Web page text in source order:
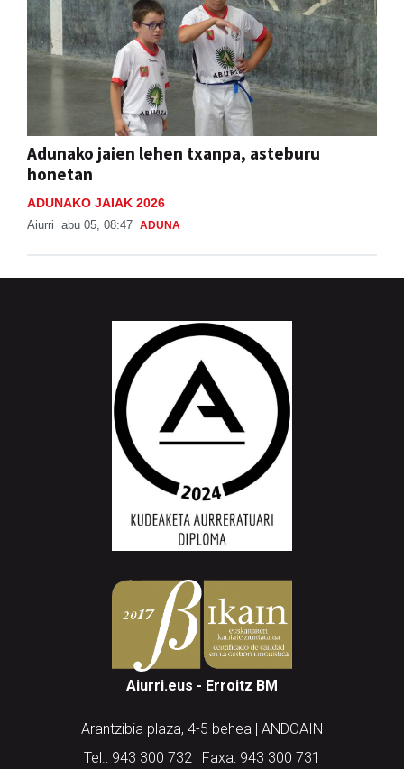
Adunako jaien lehen txanpa, asteburu
honetan
ADUNAKO JAIAK 2026
Aiurri abu 05, 08:47 ADUNA
Aiurri.eus - Erroitz BM
Arantzibia plaza, 4-5 behea | ANDOAIN
Tel.: 943 300 732 | Faxa: 943 300 731